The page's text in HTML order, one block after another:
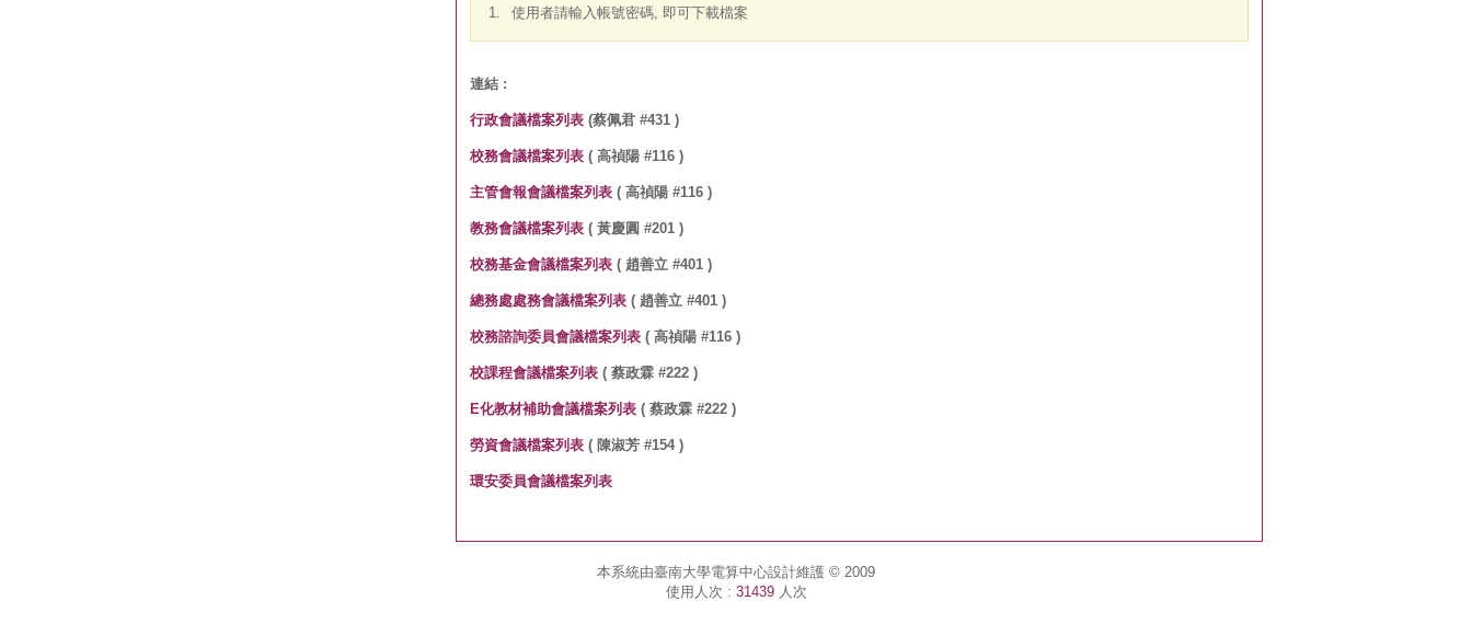
1.
使用者請輸入帳號密碼, 即可下載檔案
連結 :
行政會議檔案列表 (蔡佩君 #431 )
校務會議檔案列表 ( 高禎陽 #116 )
主管會報會議檔案列表 ( 高禎陽 #116 )
教務會議檔案列表 ( 黃慶圓 #201 )
校務基金會議檔案列表 ( 趙善立 #401 )
總務處處務會議檔案列表 ( 趙善立 #401 )
校務諮詢委員會議檔案列表 ( 高禎陽 #116 )
校課程會議檔案列表 ( 蔡政霖 #222 )
E化教材補助會議檔案列表 ( 蔡政霖 #222 )
勞資會議檔案列表 ( 陳淑芳 #154 )
環安委員會議檔案列表
本系統由臺南大學電算中心設計維護 © 2009
使用人次 : 31439人次